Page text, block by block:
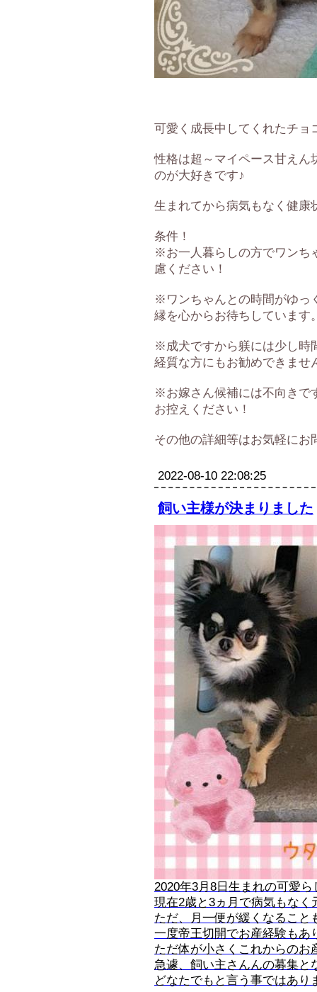
可愛く成長中してくれたチョ
性格は超～マイペース甘えん
のが大好きです♪
生まれてから病気もなく健康
条件！
※お一人暮らしの方でワンち
慮ください！
※ワンちゃんとの時間がゆっ
縁を心からお待ちしています
※成犬ですから躾には少し時
経質な方にもお勧めできませ
※お嫁さん候補には不向きで
お控えください！
その他の詳細等はお気軽にお
2022-08-10 22:08:25
飼い主様が決まりました
2020年3月8日生まれの可愛
現在2歳と3ヵ月で病気もな
ただ、月一便が緩くなること
一度帝王切開でお産経験もあ
ただ体が小さくこれからのお
急遽、飼い主さんんの募集と
どなたでもと言う事ではあり